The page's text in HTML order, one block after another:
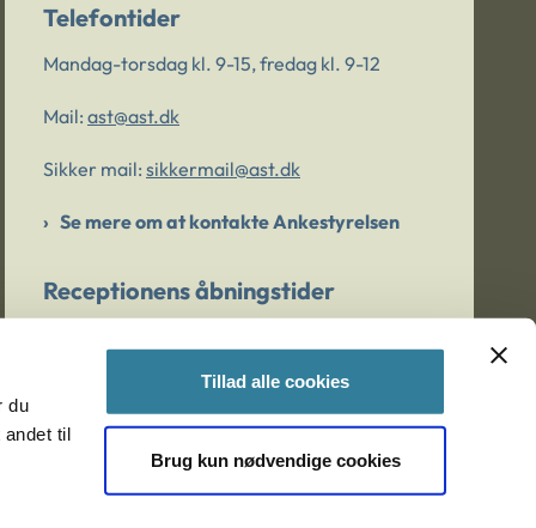
du
til
Tillad alle cookies
Brug kun nødvendige cookies
Telefontider
Mandag-torsdag kl. 9-15, fredag kl. 9-12
Mail: ast@ast.dk
Sikker mail: sikkermail@ast.dk
Se mere om at kontakte Ankestyrelsen
Receptionens åbningstider
Er du bekymret for et barn/en ung?